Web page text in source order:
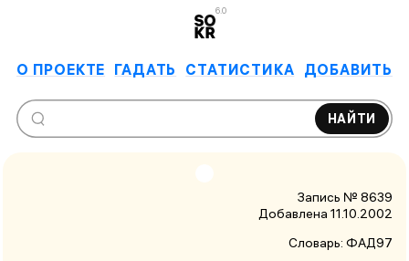
6.0
О ПРОЕКТЕ ГАДАТЬ СТАТИСТИКА ДОБАВИТЬ
НАЙТИ
Запись № 8639
Добавлена 11.10.2002
Словарь: ФАД97